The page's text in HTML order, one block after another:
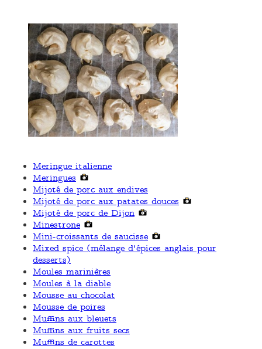
Meringue italienne
Meringues
Mijoté de porc aux endives
Mijoté de porc aux patates douces
Mijoté de porc de Dijon
Minestrone
Mini-croissants de saucisse
Mixed spice (mélange d'épices anglais pour
desserts)
Moules marinières
Moules à la diable
Mousse au chocolat
Mousse de poires
Muffins aux bleuets
Muffins aux fruits secs
Muffins de carottes